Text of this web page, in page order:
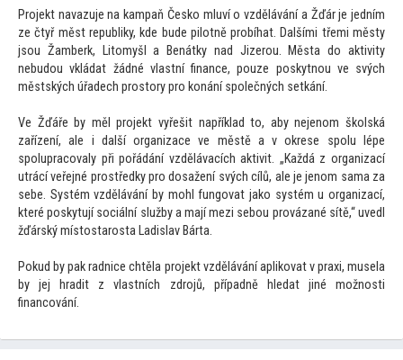
Projekt navazuje na kampaň Česko mluví o vzdělávání a Žďár je jedním
ze čtyř měst republiky, kde bude pilotně probíhat. Dalšími třemi městy
jsou Žamberk, Litomyšl a Benátky nad Jizerou. Města do aktivity
nebudou vkládat žádné vlastní finance, pouze poskytnou ve svých
městských úřadech prostory pro konání společných setkání.
Ve Žďáře by měl projekt vyřešit napříkladto, aby nejenom školská
zařízení, ale i další organizace ve městě a v okrese spolu lépe
spolupracovaly při pořádání vzdělávacích aktivit. „Každá z organizací
utrácí veřejné prostředky pro dosažení svých cílů, ale je jenom sama za
sebe. Systém vzdělávání by mohl fungovat jako systém u organizací,
které poskytují sociální služby a mají mezi sebou provázané sítě,“ uvedl
žďárský místostarosta Ladislav Bárta.
Pokud by pak radnice chtěla projekt vzdělávání aplikovat v praxi, musela
by jej hradit z vlastních zdrojů, případně hledat jiné možnosti
financování.